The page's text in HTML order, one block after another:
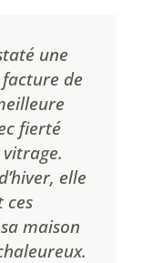
une
de
fierté
elle
ces
maison